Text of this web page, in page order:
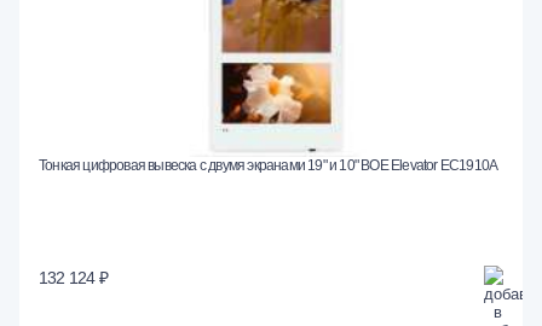
Тонкая цифровая вывеска с двумя экранами 19" и 10" BOE Elevator EC1910A
132 124 ₽